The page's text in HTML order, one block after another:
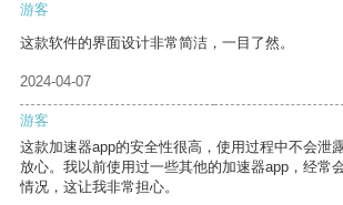
游客
这款软件的界面设计非常简洁，一目了然。
2024-04-07
游客
这款加速器app的安全性很高，使用过程中不会泄
放心。我以前使用过一些其他的加速器app，经常
情况，这让我非常担心。